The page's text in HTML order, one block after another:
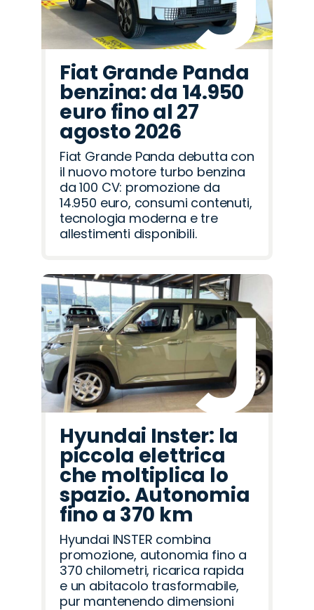
Fiat Grande Panda
benzina: da 14.950
euro fino al 27
agosto 2026
Fiat Grande Panda debutta con
il nuovo motore turbo benzina
da 100 CV: promozione da
14.950 euro, consumi contenuti,
tecnologia moderna e tre
allestimenti disponibili.
Hyundai Inster: la
piccola elettrica
che moltiplica lo
spazio. Autonomia
fino a 370 km
Hyundai INSTER combina
promozione, autonomia fino a
370 chilometri, ricarica rapida
e un abitacolo trasformabile,
pur mantenendo dimensioni